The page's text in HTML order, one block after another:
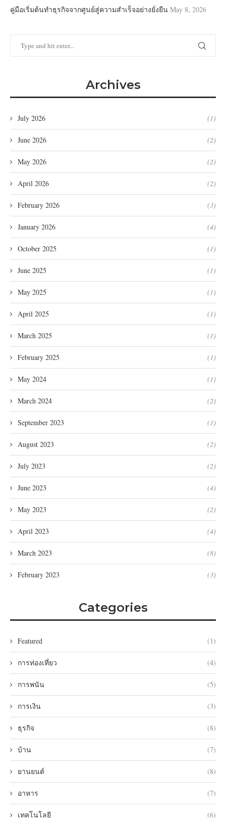
คู่มือเริ่มต้นทำธุรกิจจากศูนย์สู่ความสำเร็จอย่างยั่งยืน May 8, 2026
Archives
July 2026 (1)
June 2026 (2)
May 2026 (2)
April 2026 (2)
February 2026 (3)
January 2026 (4)
October 2025 (1)
June 2025 (1)
May 2025 (1)
April 2025 (1)
March 2025 (1)
February 2025 (1)
May 2024 (1)
March 2024 (2)
September 2023 (1)
August 2023 (2)
July 2023 (2)
June 2023 (4)
May 2023 (2)
April 2023 (4)
March 2023 (8)
February 2023 (3)
Categories
Featured (1)
การท่องเที่ยว (4)
การพนัน (5)
การเงิน (3)
ธุรกิจ (8)
บ้าน (7)
ยานยนต์ (8)
อาหาร (7)
เทคโนโลยี (6)